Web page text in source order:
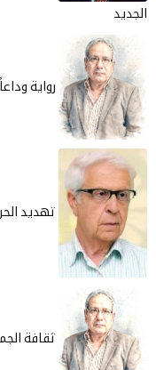
الجديد
رواية
تهديد
ثقافة